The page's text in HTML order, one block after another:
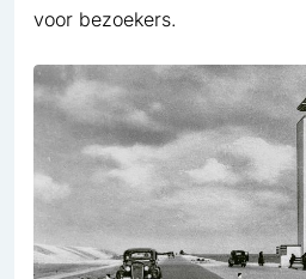
voor bezoekers.